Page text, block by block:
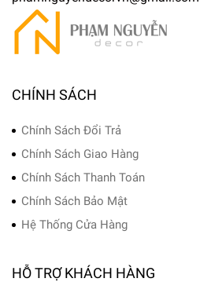
CHÍNH SÁCH
Chính Sách Đổi Trả
Chính Sách Giao Hàng
Chính Sách Thanh Toán
Chính Sách Bảo Mật
Hệ Thống Cửa Hàng
HỖ TRỢ KHÁCH HÀNG